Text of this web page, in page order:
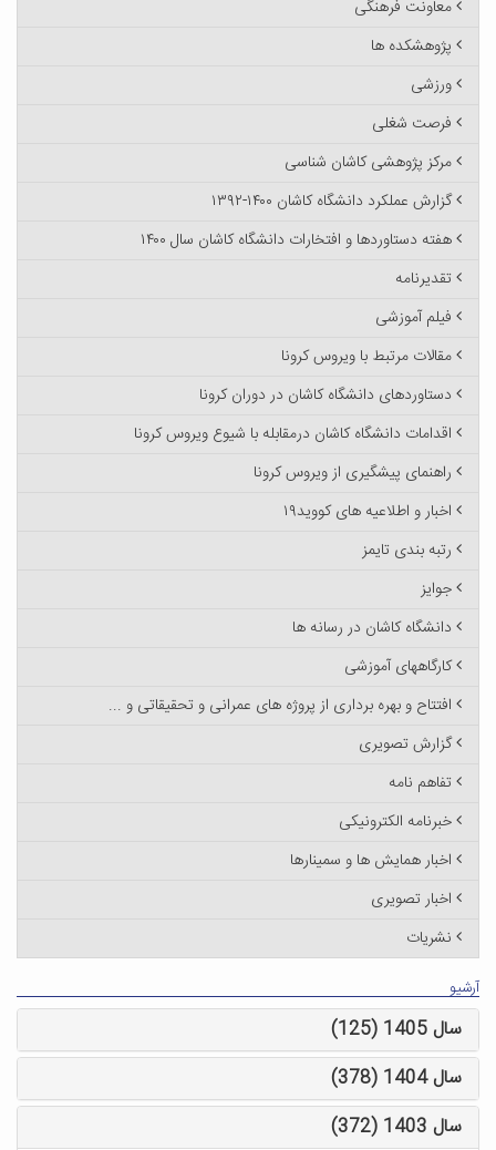
معاونت فرهنگی
پژوهشکده ها
ورزشی
فرصت شغلی
مرکز پژوهشی کاشان شناسی
گزارش عملکرد دانشگاه کاشان ۱۴۰۰-۱۳۹۲
هفته دستاوردها و افتخارات دانشگاه کاشان سال ۱۴۰۰
تقدیرنامه
فیلم آموزشی
مقالات مرتبط با ویروس کرونا
دستاوردهای دانشگاه کاشان در دوران کرونا
اقدامات دانشگاه کاشان درمقابله با شیوع ویروس کرونا
راهنمای پیشگیری از ویروس کرونا
اخبار و اطلاعیه های کووید۱۹
رتبه بندی تایمز
جوایز
دانشگاه کاشان در رسانه ها
کارگاههای آموزشی
افتتاح و بهره برداری از پروژه های عمرانی و تحقیقاتی و ...
گزارش تصویری
تفاهم نامه
خبرنامه الکترونیکی
اخبار همایش ها و سمینارها
اخبار تصویری
نشریات
آرشیو
سال 1405 (125)
سال 1404 (378)
سال 1403 (372)